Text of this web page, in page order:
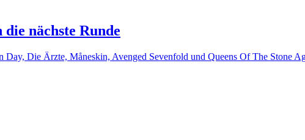
nächste Runde
Day, Die Ärzte, Måneskin, Avenged Sevenfold und Queens Of The Stone